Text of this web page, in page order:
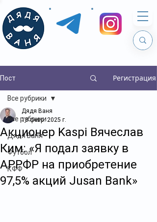
Пост Регистрация
Все рубрики
Дядя Ваня
Футбол
КФФ
Все рубрики
Акционер Kaspi Вячеслав
Ким: «Я подал заявку в
АРРФР на приобретение
97,5% акций Jusan Bank»
Дядя Ваня
13 февр. 2025 г.